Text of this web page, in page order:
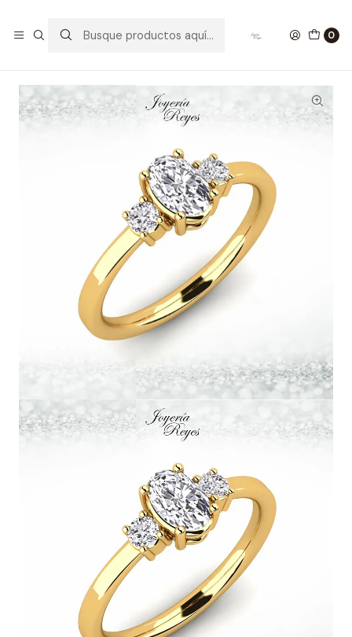
0
Anillo de compromiso Oro Amarillo 18 kilates, con circones
- SE ENVIAN A FABRICAR PREVIO PRESUPUESTO